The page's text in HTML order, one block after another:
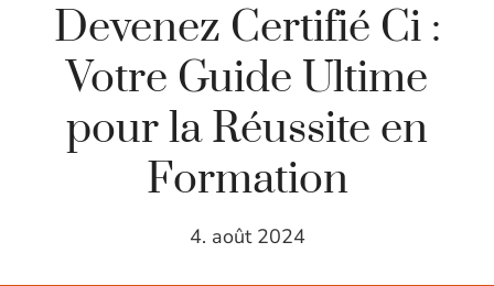
Devenez Certifié Ci :
Votre Guide Ultime
pour la Réussite en
Formation
4. août 2024